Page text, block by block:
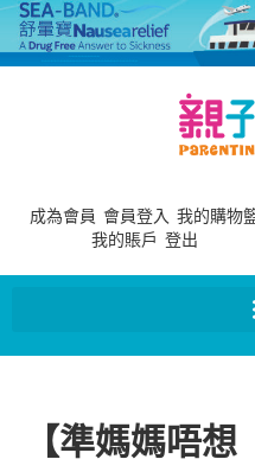
成為會員 會員登入 我的購物
我的賬戶 登出
【準媽媽唔